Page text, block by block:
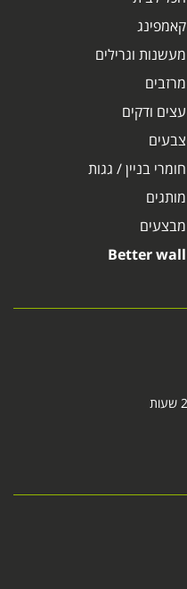
קאמפינג
מעשנות וגרילים
מרזבים
עצים ודקים
צבעים
חומרי בניין / גגות
מותגים
מבצעים
Better wall